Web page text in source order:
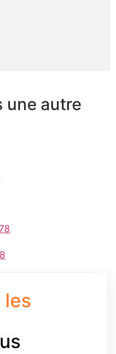
une autre
les